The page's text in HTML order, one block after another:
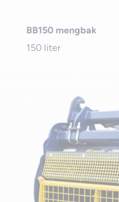
BB150 mengbak
150 liter